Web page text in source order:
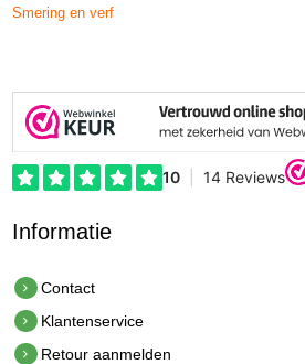
Smering en verf
Informatie
Contact
Klantenservice
Retour aanmelden